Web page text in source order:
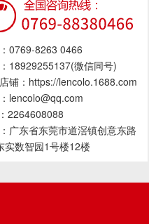
0769-8263 0466
18929255137(微信同号)
铺：https://lencolo.1688.com
lencolo@qq.com
2264608088
广东省东莞市道滘镇创意东路
实数智园1号楼12楼